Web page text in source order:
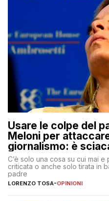
Usare le colpe del
Meloni per
giornalismo: è
Dimostriamo di
C’è solo una cosa su cui mai
criticata o anche solo tirata in
padre
LORENZO TOSA-OPINIONI